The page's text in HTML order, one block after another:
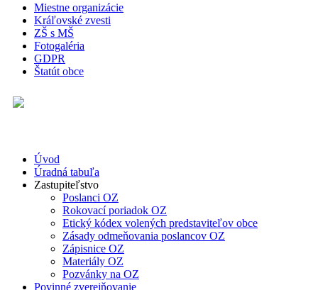
Miestne organizácie
Kráľovské zvesti
ZŠ s MŠ
Fotogaléria
GDPR
Štatút obce
Úvod
Úradná tabuľa
Zastupiteľstvo
Poslanci OZ
Rokovací poriadok OZ
Etický kódex volených predstaviteľov obce
Zásady odmeňovania poslancov OZ
Zápisnice OZ
Materiály OZ
Pozvánky na OZ
Povinné zverejňovanie